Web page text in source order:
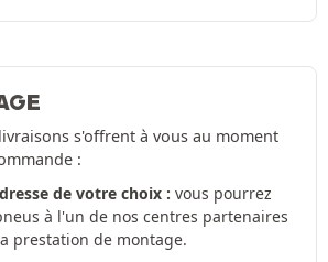
s'offrent à vous au moment
:
de votre choix : vous pourrez
à l'un de nos centres partenaires
prestation de montage.